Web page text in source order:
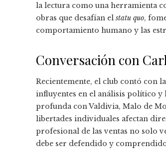
la lectura como una herramienta
obras que desafían el statu quo,
comportamiento humano y las
Conversación con
Recientemente, el club contó con
influyentes en el análisis político y
profunda con Valdivia, Malo de
libertades individuales afectan
profesional de las ventas no solo
debe ser defendido y